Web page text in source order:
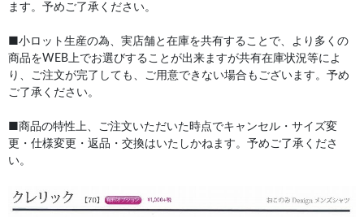
ます。予めご了承ください。
■小ロット生産の為、実店舗と在庫を共有することで、より多くの
商品をWEB上でお選びすることが出来ますが共有在庫状況等によ
り、ご注文が完了しても、ご用意できない場合もございます。予め
ご了承ください。
■商品の特性上、ご注文いただいた時点でキャンセル・サイズ変
更・仕様変更・返品・交換はいたしかねます。予めご了承くださ
い。